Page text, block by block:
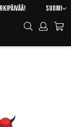
Kieli
Suomi
Hae